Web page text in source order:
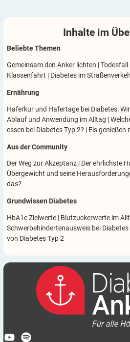
Inhalte im
Beliebte Themen
Gemeinsam den Anker lichten |Todesfall
Klassenfahrt | Diabetes im
Ernährung
Haferkur und Hafertage bei Diabetes:
Ablauf und Anwendung im Alltag |
essen bei Diabetes Typ 2? | Eis genießen
Aus der Community
Der Weg zur Akzeptanz | Der ehrlichste
Übergewicht und seine
das?
Grundwissen Diabetes
HbA1c Zielwerte | Blutzuckerwerte im
Schwerbehindertenausweis bei Diabetes
von Diabetes Typ 2